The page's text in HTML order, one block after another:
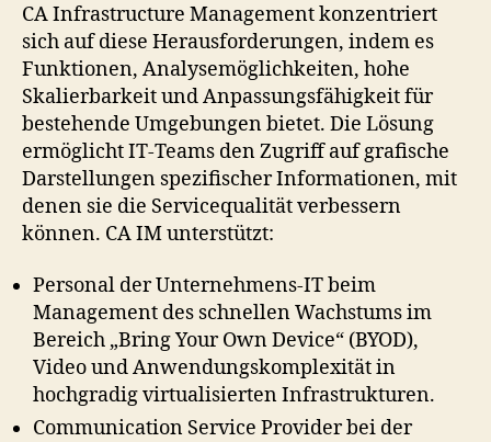
CA Infrastructure Management konzentriert
sich auf diese Herausforderungen, indem es
Funktionen, Analysemöglichkeiten, hohe
Skalierbarkeit und Anpassungsfähigkeit für
bestehende Umgebungen bietet. Die Lösung
ermöglicht IT-Teams den Zugriff auf grafische
Darstellungen spezifischer Informationen, mit
denen sie die Servicequalität verbessern
können. CA IM unterstützt:
Personal der Unternehmens-IT beim
Management des schnellen Wachstums im
Bereich „Bring Your Own Device“ (BYOD),
Video und Anwendungskomplexität in
hochgradig virtualisierten Infrastrukturen.
Communication Service Provider bei der